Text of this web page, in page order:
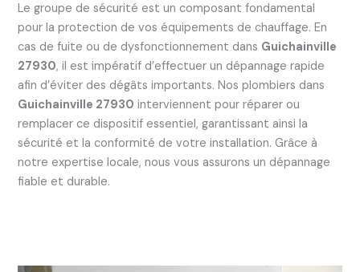
Le groupe de sécurité est un composant fondamental
pour la protection de vos équipements de chauffage. En
cas de fuite ou de dysfonctionnement dans Guichainville
27930, il est impératif d’effectuer un dépannage rapide
afin d’éviter des dégâts importants. Nos plombiers dans
Guichainville 27930 interviennent pour réparer ou
remplacer ce dispositif essentiel, garantissant ainsi la
sécurité et la conformité de votre installation. Grâce à
notre expertise locale, nous vous assurons un dépannage
fiable et durable.